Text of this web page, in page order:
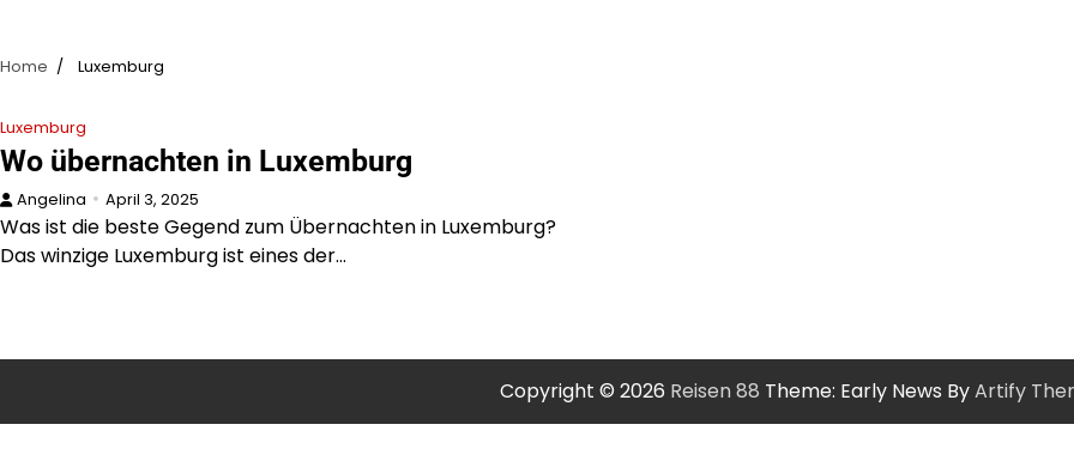
Home Luxemburg
Luxemburg
Wo übernachten in Luxemburg
Angelina April 3, 2025
Was ist die beste Gegend zum Übernachten in Luxemburg?
Das winzige Luxemburg ist eines der…
Copyright © 2026 Reisen 88 Theme: Early News ByArtify